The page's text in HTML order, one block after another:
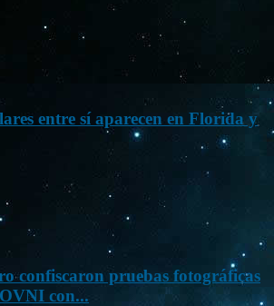
entre sí aparecen en Florida y
confiscaron pruebas fotográficas
con...